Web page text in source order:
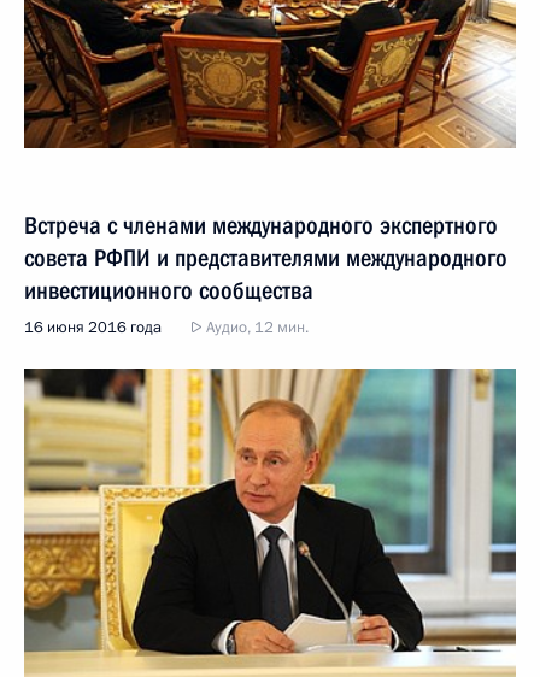
Встреча с членами международного экспертного
совета РФПИ и представителями международного
инвестиционного сообщества
16 июня 2016 года Аудио, 12 мин.